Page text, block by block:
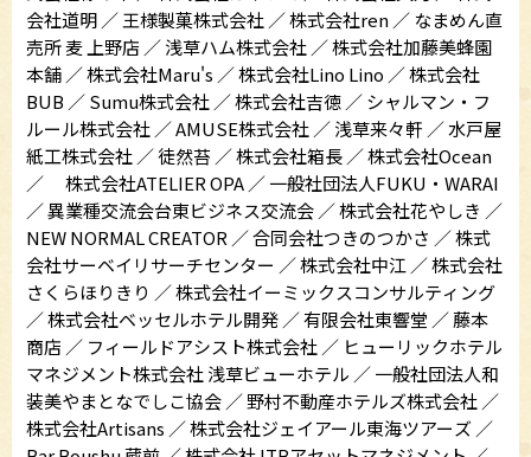
会社道明 ／ 王様製菓株式会社 ／ 株式会社ren ／ なまめん直
売所 麦 上野店 ／ 浅草ハム株式会社 ／ 株式会社加藤美蜂園
本舗 ／ 株式会社Maru's ／ 株式会社Lino Lino ／ 株式会社
BUB ／ Sumu株式会社 ／ 株式会社吉徳 ／ シャルマン・フ
ルール株式会社 ／ AMUSE株式会社 ／ 浅草来々軒 ／ 水戸屋
紙工株式会社 ／ 徒然苔 ／ 株式会社箱長 ／ 株式会社Ocean
／ 株式会社ATELIER OPA ／ 一般社団法人FUKU・WARAI
／ 異業種交流会台東ビジネス交流会 ／ 株式会社花やしき ／
NEW NORMAL CREATOR ／ 合同会社つきのつかさ ／ 株式
会社サーベイリサーチセンター ／ 株式会社中江 ／ 株式会社
さくらほりきり ／ 株式会社イーミックスコンサルティング
／ 株式会社ベッセルホテル開発 ／ 有限会社東響堂 ／ 藤本
商店 ／ フィールドアシスト株式会社 ／ ヒューリックホテル
マネジメント株式会社 浅草ビューホテル ／ 一般社団法人和
装美やまとなでしこ協会 ／ 野村不動産ホテルズ株式会社 ／
株式会社Artisans ／ 株式会社ジェイアール東海ツアーズ ／